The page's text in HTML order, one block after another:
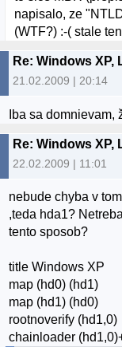
napisalo, ze
(WTF?) :-( stale
21.02.2009 | 20:14
Iba sa
22.02.2009 | 11:01
nebude chyba v
,teda hda1?
tento sposob?
title Windows XP
map (hd0) (hd1)
map (hd1) (hd0)
rootnoverify (hd1,0)
chainloader